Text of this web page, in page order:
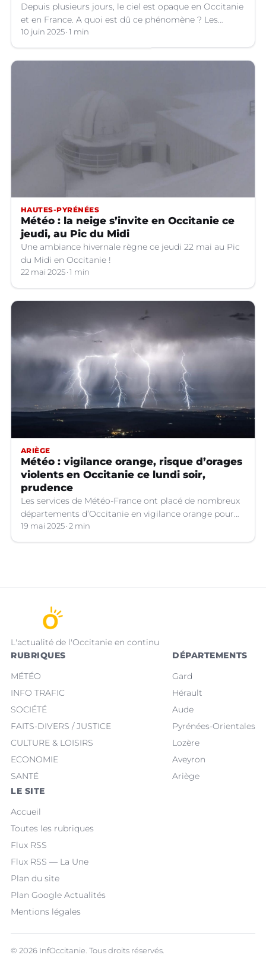
Depuis plusieurs jours, le ciel est opaque en Occitanie
et en France. A quoi est dû ce phénomène ? Les
explications.
10 juin 2025 1 min
HAUTES-PYRÉNÉES
Météo : la neige s’invite en Occitanie ce
jeudi, au Pic du Midi
Une ambiance hivernale règne ce jeudi 22 mai au Pic
du Midi en Occitanie !
22 mai 2025 1 min
ARIÈGE
Météo : vigilance orange, risque d’orages
violents en Occitanie ce lundi soir,
prudence
Les services de Météo-France ont placé de nombreux
départements d’Occitanie en vigilance orange pour
les orages violents.
19 mai 2025 2 min
L'actualité de l'Occitanie en continu
RUBRIQUES
MÉTÉO
INFO TRAFIC
SOCIÉTÉ
FAITS-DIVERS / JUSTICE
CULTURE & LOISIRS
ECONOMIE
SANTÉ
DÉPARTEMENTS
Gard
Hérault
Aude
Pyrénées-Orientales
Lozère
Aveyron
Ariège
LE SITE
Accueil
Toutes les rubriques
Flux RSS
Flux RSS — La Une
Plan du site
Plan Google Actualités
Mentions légales
© 2026 InfOccitanie. Tous droits réservés.